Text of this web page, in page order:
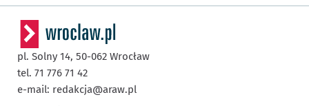
pl. Solny 14, 50-062 Wrocław
tel. 71 776 71 42
e-mail: redakcja@araw.pl